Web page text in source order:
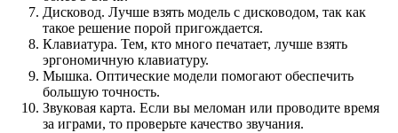
Дисковод. Лучше взять модель с дисководом, так как
такое решение порой пригождается.
Клавиатура. Тем, кто много печатает, лучше взять
эргономичную клавиатуру.
Мышка. Оптические модели помогают обеспечить
большую точность.
Звуковая карта. Если вы меломан или проводите время
за играми, то проверьте качество звучания.